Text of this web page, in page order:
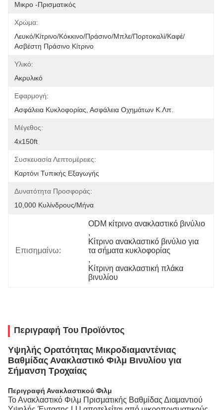
Μικρο -πρισματικός
Χρώμα:
Λευκό/κίτρινο/κόκκινο/πράσινο/μπλε/πορτοκαλί/καφέ/
Ασβέστη Πράσινο Κίτρινο
Υλικό:
Ακρυλικό
Εφαρμογή:
Ασφάλεια Κυκλοφορίας, Ασφάλεια Οχημάτων Κ.λπ.
Μέγεθος:
4x150ft
Συσκευασία Λεπτομέρειες:
Καρτόνι Τυπικής Εξαγωγής
Δυνατότητα Προσφοράς:
10,000 Κυλίνδρους/μήνα
Επισημαίνω:
ODM κίτρινο ανακλαστικό βινύλιο
,
Κίτρινο ανακλαστικό βινύλιο για
τα σήματα κυκλοφορίας
,
Κίτρινη ανακλαστική πλάκα
βινυλίου
Περιγραφή Του Προϊόντος
Υψηλής Ορατότητας Μικροδιαμαντένιας
Βαθμίδας Ανακλαστικό Φιλμ Βινυλίου για
Σήμανση Τροχαίας
Περιγραφή Ανακλαστικού Φιλμ
Το Ανακλαστικό Φιλμ Πρισματικής Βαθμίδας Διαμαντιού